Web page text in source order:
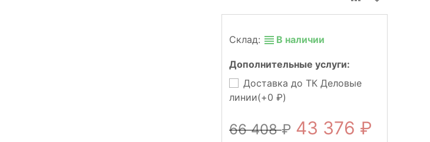
Склад: В наличии
Дополнительные услуги:
Доставка до ТК Деловые
линии(+0 )
66 408 43 376